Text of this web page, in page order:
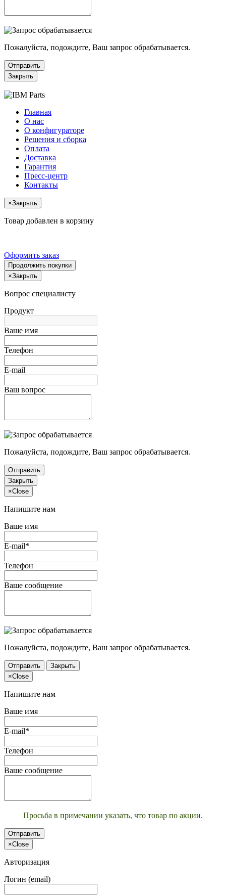
Пожалуйста, подождите, Ваш запрос обрабатывается.
Отправить
Закрыть
Главная
О нас
О конфигураторе
Решения и сборка
Оплата
Доставка
Гарантия
Пресс-центр
Контакты
×Закрыть
Товар добавлен в корзину
Оформить заказ
Продолжить покупки
×Закрыть
Вопрос специалисту
Продукт
Ваше имя
Телефон
E-mail
Ваш вопрос
Пожалуйста, подождите, Ваш запрос обрабатывается.
Отправить
Закрыть
×Close
Напишите нам
Ваше имя
E-mail*
Телефон
Ваше сообщение
Пожалуйста, подождите, Ваш запрос обрабатывается.
Отправить
Закрыть
×Close
Напишите нам
Ваше имя
E-mail*
Телефон
Ваше сообщение
Просьба в примечании указать, что товар по акции.
Отправить
×Close
Авторизация
Логин (email)